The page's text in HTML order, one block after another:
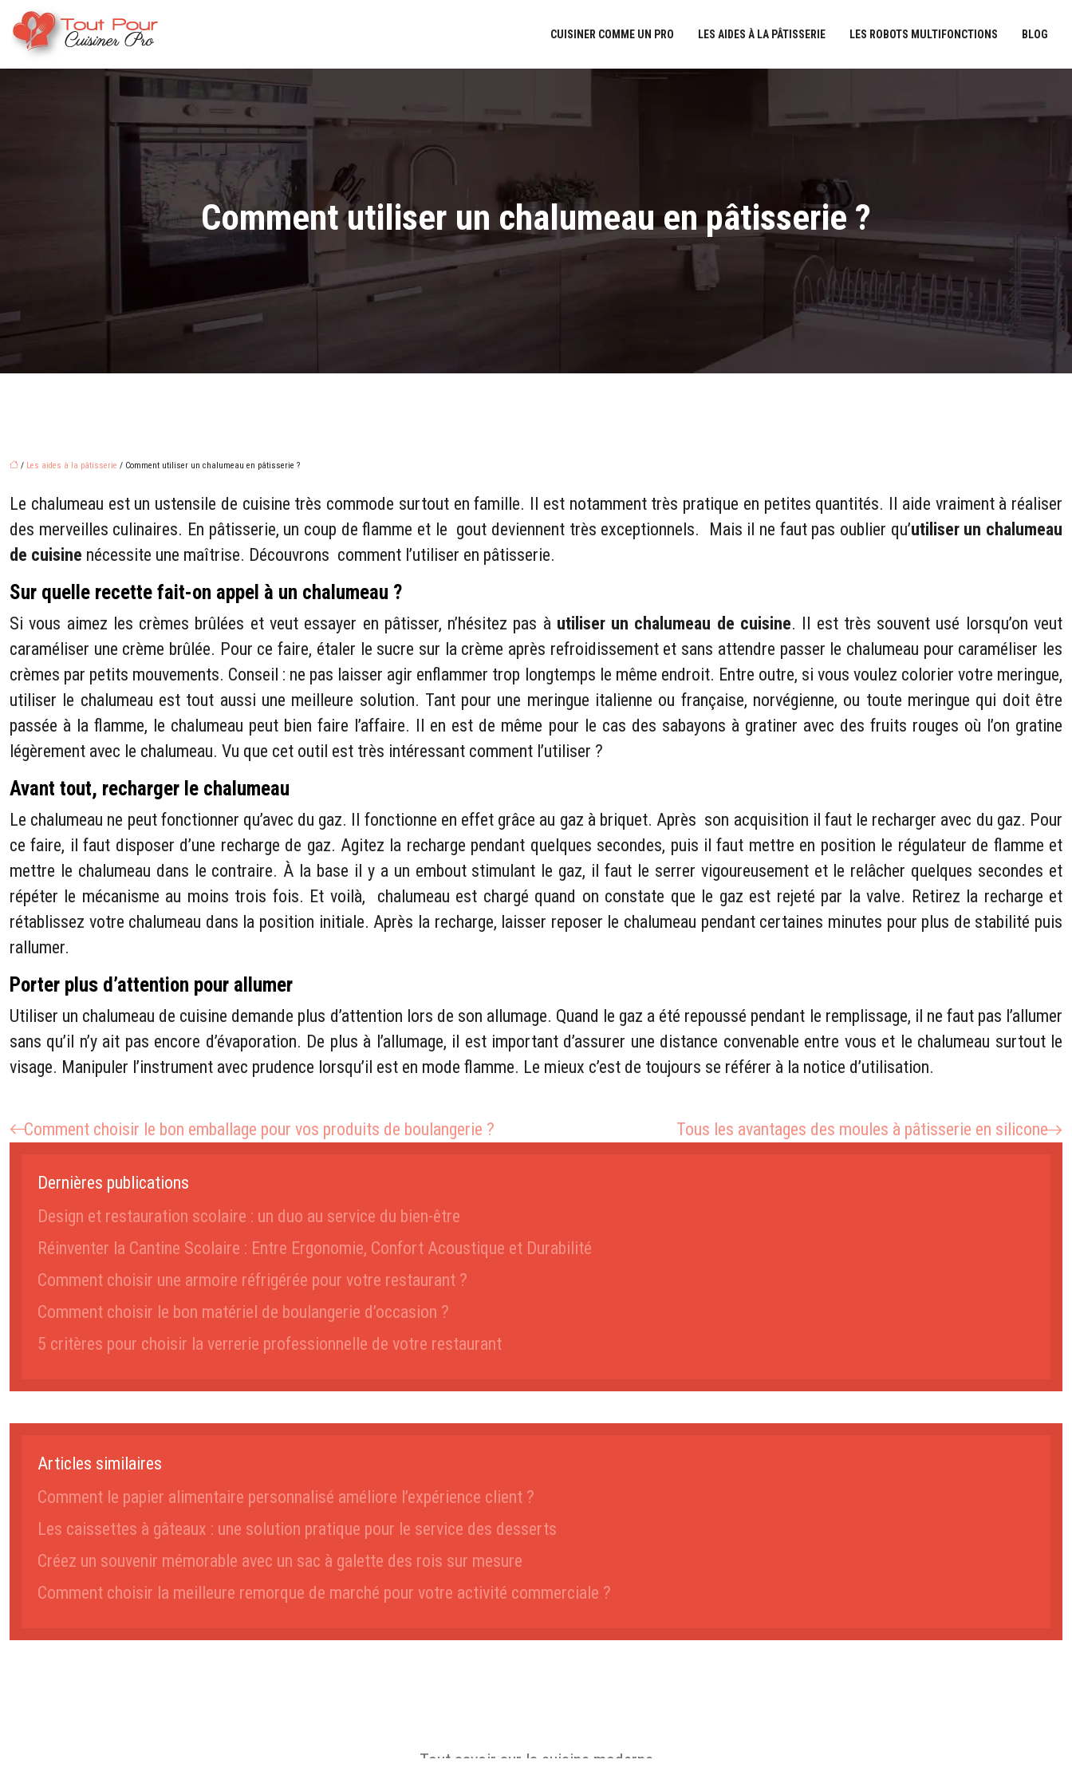
CUISINER COMME UN PRO LES AIDES À LA PÂTISSERIE LES ROBOTS MULTIFONCTIONS BLOG
Comment utiliser un chalumeau en pâtisserie ?
/ Les aides à la pâtisserie / Comment utiliser un chalumeau en pâtisserie ?
Le chalumeau est un ustensile de cuisine très commode surtout en famille. Il est notamment très pratique en petites quantités. Il aide vraiment à réaliser
des merveilles culinaires. En pâtisserie, un coup de flamme et le gout deviennent très exceptionnels. Mais il ne faut pas oublier qu’utiliser un chalumeau
de cuisine nécessite une maîtrise. Découvrons comment l’utiliser en pâtisserie.
Sur quelle recette fait-on appel à un chalumeau ?
Si vous aimez les crèmes brûlées et veut essayer en pâtisser, n’hésitez pas à utiliser un chalumeau de cuisine. Il est très souvent usé lorsqu’on veut
caraméliser une crème brûlée. Pour ce faire, étaler le sucre sur la crème après refroidissement et sans attendre passer le chalumeau pour caraméliser les
crèmes par petits mouvements. Conseil : ne pas laisser agir enflammer trop longtemps le même endroit. Entre outre, si vous voulez colorier votre meringue,
utiliser le chalumeau est tout aussi une meilleure solution. Tant pour une meringue italienne ou française, norvégienne, ou toute meringue qui doit être
passée à la flamme, le chalumeau peut bien faire l’affaire. Il en est de même pour le cas des sabayons à gratiner avec des fruits rouges où l’on gratine
légèrement avec le chalumeau. Vu que cet outil est très intéressant comment l’utiliser ?
Avant tout, recharger le chalumeau
Le chalumeau ne peut fonctionner qu’avec du gaz. Il fonctionne en effet grâce au gaz à briquet. Après son acquisition il faut le recharger avec du gaz. Pour
ce faire, il faut disposer d’une recharge de gaz. Agitez la recharge pendant quelques secondes, puis il faut mettre en position le régulateur de flamme et
mettre le chalumeau dans le contraire. À la base il y a un embout stimulant le gaz, il faut le serrer vigoureusement et le relâcher quelques secondes et
répéter le mécanisme au moins trois fois. Et voilà, chalumeau est chargé quand on constate que le gaz est rejeté par la valve. Retirez la recharge et
rétablissez votre chalumeau dans la position initiale. Après la recharge, laisser reposer le chalumeau pendant certaines minutes pour plus de stabilité puis
rallumer.
Porter plus d’attention pour allumer
Utiliser un chalumeau de cuisine demande plus d’attention lors de son allumage. Quand le gaz a été repoussé pendant le remplissage, il ne faut pas l’allumer
sans qu’il n’y ait pas encore d’évaporation. De plus à l’allumage, il est important d’assurer une distance convenable entre vous et le chalumeau surtout le
visage. Manipuler l’instrument avec prudence lorsqu’il est en mode flamme. Le mieux c’est de toujours se référer à la notice d’utilisation.
Comment choisir le bon emballage pour vos produits de boulangerie ? Tous les avantages des moules à pâtisserie en silicone
Dernières publications
Design et restauration scolaire : un duo au service du bien-être
Réinventer la Cantine Scolaire : Entre Ergonomie, Confort Acoustique et Durabilité
Comment choisir une armoire réfrigérée pour votre restaurant ?
Comment choisir le bon matériel de boulangerie d’occasion ?
5 critères pour choisir la verrerie professionnelle de votre restaurant
Articles similaires
Comment le papier alimentaire personnalisé améliore l’expérience client ?
Les caissettes à gâteaux : une solution pratique pour le service des desserts
Créez un souvenir mémorable avec un sac à galette des rois sur mesure
Comment choisir la meilleure remorque de marché pour votre activité commerciale ?
Tout savoir sur la cuisine moderne